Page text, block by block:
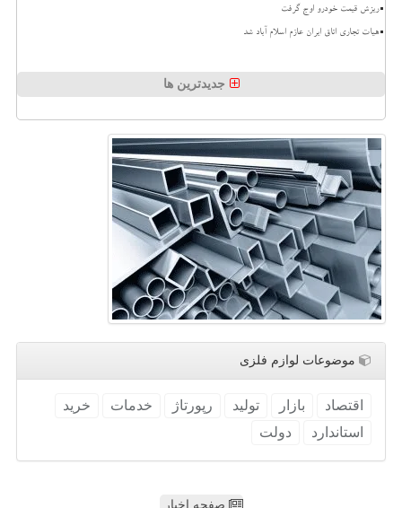
ریزش قیمت خودرو اوج گرفت
هیات تجاری اتاق ایران عازم اسلام آباد شد
جدیدترین ها
موضوعات لوازم فلزی
اقتصاد بازار تولید رپورتاژ خدمات
خرید
استاندارد
دولت
صفحه اخبار